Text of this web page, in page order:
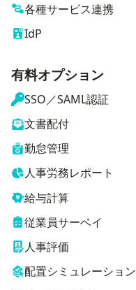
各種サービス連携
IdP
有料オプション
SSO／SAML認証
文書配付
勤怠管理
人事労務レポート
給与計算
従業員サーベイ
人事評価
配置シミュレーション